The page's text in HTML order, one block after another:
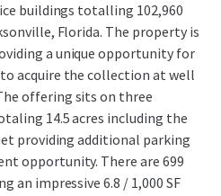
buildings totalling 102,960
Florida. The property is
a unique opportunity for
acquire the collection at well
offering sits on three
14.5 acres including the
providing additional parking
opportunity. There are 699
an impressive 6.8 / 1,000 SF